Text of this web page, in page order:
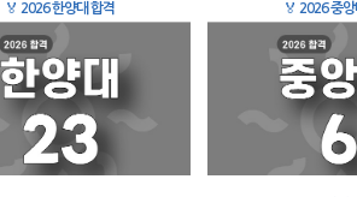
🏅 2026 한양대 합격 🏅 2026 중앙